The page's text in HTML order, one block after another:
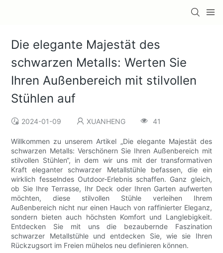
Die elegante Majestät des
schwarzen Metalls: Werten Sie
Ihren Außenbereich mit stilvollen
Stühlen auf
2024-01-09 XUANHENG 41
Willkommen zu unserem Artikel „Die elegante Majestät des
schwarzen Metalls: Verschönern Sie Ihren Außenbereich mit
stilvollen Stühlen“, in dem wir uns mit der transformativen
Kraft eleganter schwarzer Metallstühle befassen, die ein
wirklich fesselndes Outdoor-Erlebnis schaffen. Ganz gleich,
ob Sie Ihre Terrasse, Ihr Deck oder Ihren Garten aufwerten
möchten, diese stilvollen Stühle verleihen Ihrem
Außenbereich nicht nur einen Hauch von raffinierter Eleganz,
sondern bieten auch höchsten Komfort und Langlebigkeit.
Entdecken Sie mit uns die bezaubernde Faszination
schwarzer Metallstühle und entdecken Sie, wie sie Ihren
Rückzugsort im Freien mühelos neu definieren können.